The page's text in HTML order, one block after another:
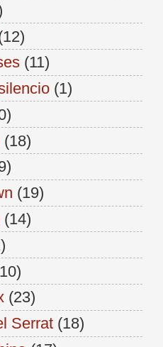
(11)
(1)
(18)
(19)
(14)
(23)
Serrat (18)